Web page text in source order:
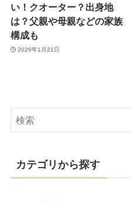
い！クオーター？出身地
は？父親や母親などの家族
構成も
2026年1月21日
カテゴリから探す